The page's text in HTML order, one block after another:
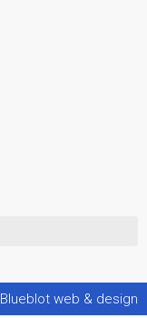
Blueblot web & design